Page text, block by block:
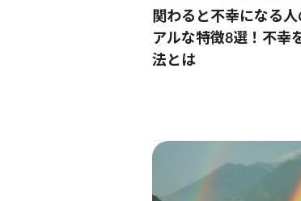
関わると不幸になる
アルな特徴8選！不幸
法とは